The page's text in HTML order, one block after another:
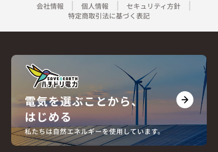
会社情報 個人情報
セキュリティ方針
特定商取引法に基づく表記